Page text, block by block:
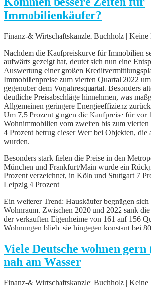
Immobilienkäufer?
Finanz-& Wirtschaftskanzlei Buchholz | Keine
Nachdem die Kaufpreiskurve für Immobilien
aufwärts gezeigt hat, deutet sich nun eine
Auswertung einer großen
Immobilienpreise zum vierten Quartal 2022
gegenüber dem Vorjahresquartal. Besonders
deutliche Preisabschläge hinnehmen, was
Allgemeinen geringere Energieeffizienz
Um 7,5 Prozent gingen die Kaufpreise für vor
Wohnimmobilien vom zweiten bis zum vierten
4 Prozent betrug dieser Wert bei Objekten, die
wurden.
Besonders stark fielen die Preise in den
München und Frankfurt/Main wurde ein
Prozent verzeichnet, in Köln und Stuttgart 7
Leipzig 4 Prozent.
Ein weiterer Trend: Hauskäufer begnügen
Wohnraum. Zwischen 2020 und 2022 sank
der verkauften Eigenheime von 161 auf 156
Wohnungen bliebt sie hingegen konstant bei
Viele Deutsche wohnen
nah am Wasser
Finanz-& Wirtschaftskanzlei Buchholz | Keine